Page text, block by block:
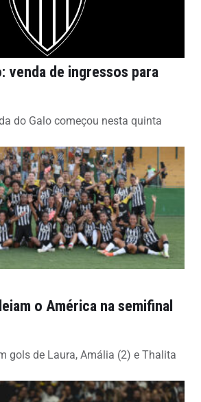
venda de ingressos para
do Galo começou nesta quinta
o América na semifinal
gols de Laura, Amália (2) e Thalita